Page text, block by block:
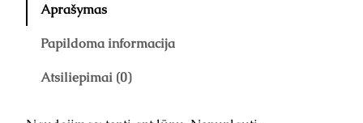
k
Aprašymas
Papildoma informacija
Atsiliepimai (0)